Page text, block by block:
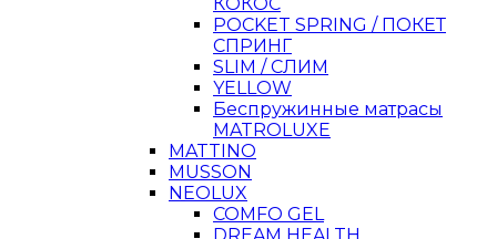
POCKET SPRING / ПОКЕТ
СПРИНГ
SLIM / СЛИМ
YELLOW
Беспружинные матрасы
MATROLUXE
MATTINO
MUSSON
NEOLUX
COMFO GEL